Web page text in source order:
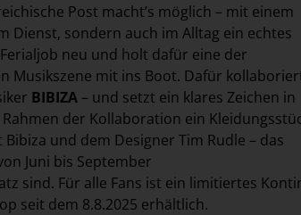
Post macht’s möglich – mit einem
Dienst, sondern auch im Alltag ein echtes
neu und holt dafür eine der
Musikszene mit ins Boot. Dafür
BIBIZA – und setzt ein klares Zeichen in
der Kollaboration ein
und dem Designer Tim Rudle – das
Juni bis September
sind. Für alle Fans ist ein limitiertes
seit dem 8.8.2025 erhältlich.